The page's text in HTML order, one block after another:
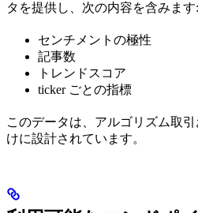
タを提供し、次の内容を含みます:
センチメントの極性
記事数
トレンドスコア
ticker ごとの指標
このデータは、アルゴリズム取
けに設計されています。